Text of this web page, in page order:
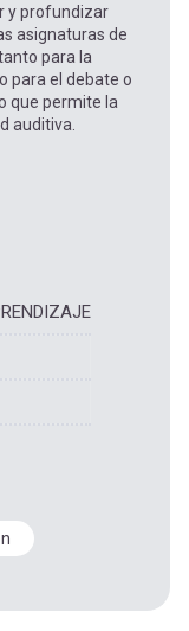
y profundizar
asignaturas de
para la
para el debate o
que permite la
auditiva.